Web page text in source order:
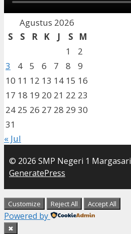
Agustus 2026
S
S R K J S
M
1
2
3
4 5 6 7 8
9
10 11 12 13 14 15 16
17 18 19 20 21 22 23
24 25 26 27 28 29 30
31
« Jul
© 2026 SMP Negeri 1 Margasari
GeneratePress
Customize Reject All Accept All
Powered by
✖